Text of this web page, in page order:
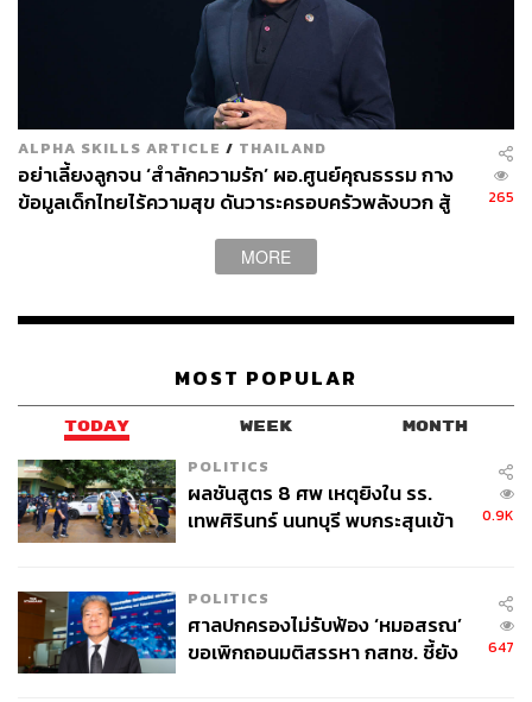
ALPHA SKILLS ARTICLE / THAILAND
อย่าเลี้ยงลูกจน ‘สำลักความรัก’ ผอ.ศูนย์คุณธรรม กาง
ข้อมูลเด็กไทยไร้ความสุข ดันวาระครอบครัวพลังบวก สู้
265
MORE
MOST POPULAR
TODAY WEEK MONTH
POLITICS
ผลชันสูตร 8 ศพ เหตุยิงใน รร.
เทพศิรินทร์ นนทบุรี พบกระสุนเข้า
0.9K
POLITICS
ศาลปกครองไม่รับฟ้อง ‘หมอสรณ’
ขอเพิกถอนมติสรรหา กสทช. ชี้ยัง
647